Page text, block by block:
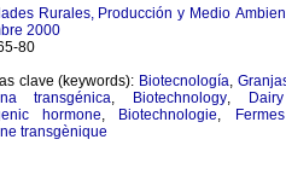
Rurales, Producción y Medio
2000
80
clave (keywords): Biotecnología
transgénica
Biotechnology
hormone
Biotechnologie
transgènique